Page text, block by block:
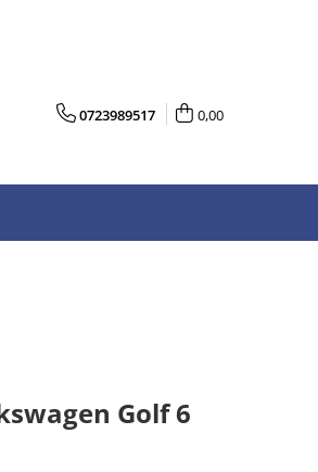
0723989517 0,00
Golf 6